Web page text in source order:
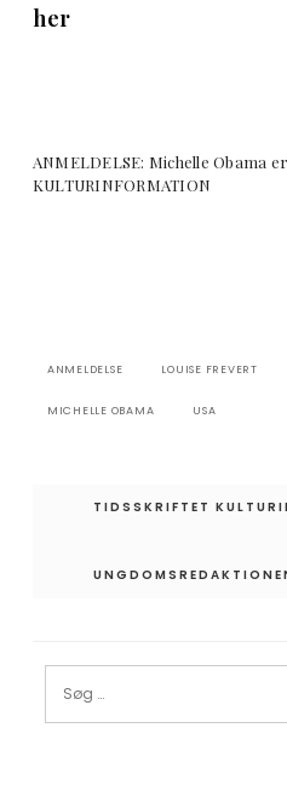
her
ANMELDELSE: Michelle Obama
KULTURINFORMATION
ANMELDELSE LOUISE FREVERT
MICHELLE OBAMA USA
Indlægsnavigation
TIDSSKRIFTET